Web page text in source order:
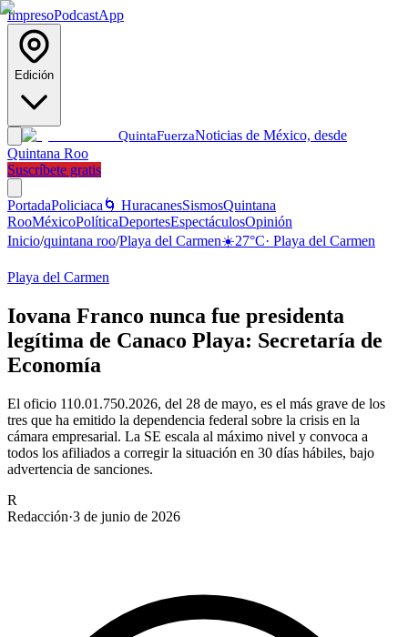
ImpresoPodcastApp
Edición
QuintaFuerzaNoticias de México, desde
Quintana Roo
Suscríbete gratis
PortadaPoliciaca 🌀 HuracanesSismosQuintana
RooMéxicoPolíticaDeportesEspectáculosOpinión
Inicio/quintana roo/Playa del Carmen☀️27°C· Playa del Carmen
Playa del Carmen
Iovana Franco nunca fue presidenta
legítima de Canaco Playa: Secretaría de
Economía
El oficio 110.01.750.2026, del 28 de mayo, es el más grave de los
tres que ha emitido la dependencia federal sobre la crisis en la
cámara empresarial. La SE escala al máximo nivel y convoca a
todos los afiliados a corregir la situación en 30 días hábiles, bajo
advertencia de sanciones.
R
Redacción·3 de junio de 2026